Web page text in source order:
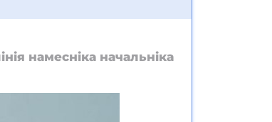
намесніка начальніка